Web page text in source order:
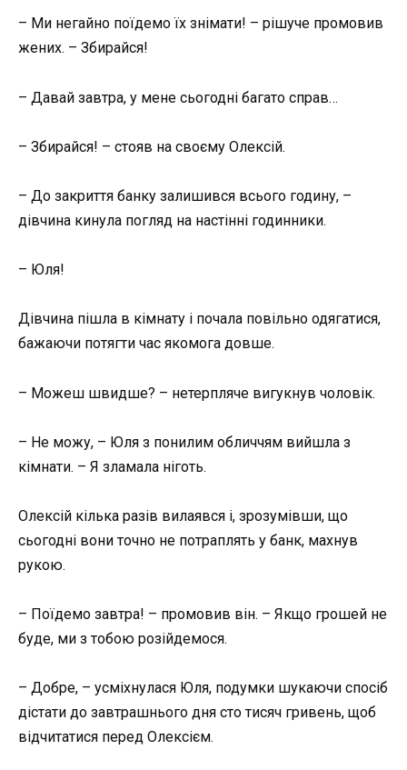
– Ми негайно поїдемо їх знімати! – рішуче промовив
жених. – Збирайся!
– Давай завтра, у мене сьогодні багато справ…
– Збирайся! – стояв на своєму Олексій.
– До закриття банку залишився всього годину, –
дівчина кинула погляд на настінні годинники.
– Юля!
Дівчина пішла в кімнату і почала повільно одягатися,
бажаючи потягти час якомога довше.
– Можеш швидше? – нетерпляче вигукнув чоловік.
– Не можу, – Юля з понилим обличчям вийшла з
кімнати. – Я зламала ніготь.
Олексій кілька разів вилаявся і, зрозумівши, що
сьогодні вони точно не потраплять у банк, махнув
рукою.
– Поїдемо завтра! – промовив він. – Якщо грошей не
буде, ми з тобою розійдемося.
– Добре, – усміхнулася Юля, подумки шукаючи спосіб
дістати до завтрашнього дня сто тисяч гривень, щоб
відчитатися перед Олексієм.